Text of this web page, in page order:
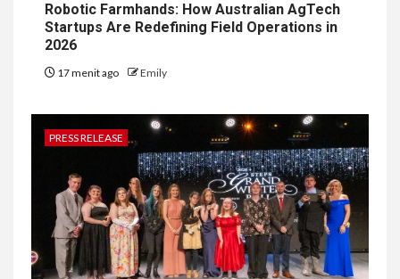
Robotic Farmhands: How Australian AgTech
Startups Are Redefining Field Operations in
2026
17 menit ago Emily
PRESS RELEASE